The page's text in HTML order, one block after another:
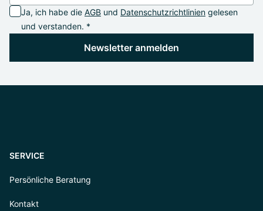
Ja, ich habe die AGB und Datenschutzrichtlinien gelesen
und verstanden. *
Newsletter anmelden
SERVICE
Persönliche Beratung
Kontakt